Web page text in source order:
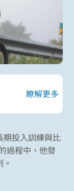
瞭解更多
期投入訓練與比
過程中，他發